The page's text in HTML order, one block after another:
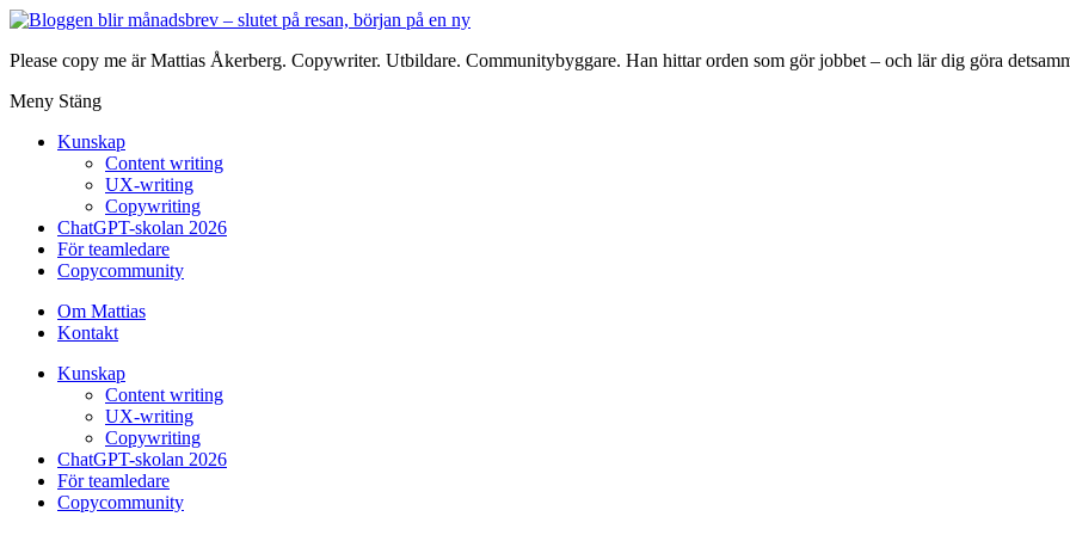
Please copy me är Mattias Åkerberg. Copywriter. Utbildare. Communitybyggare. Han hittar orden som gör jobbet – och lär dig göra
Meny Stäng
Kunskap
Content writing
UX-writing
Copywriting
ChatGPT-skolan 2026
För teamledare
Copycommunity
Om Mattias
Kontakt
Kunskap
Content writing
UX-writing
Copywriting
ChatGPT-skolan 2026
För teamledare
Copycommunity